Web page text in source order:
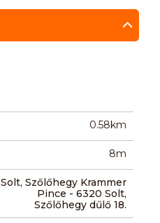
0.58km
8m
Solt, Szőlőhegy Krammer
Pince - 6320 Solt,
Szőlőhegy dűlő 18.